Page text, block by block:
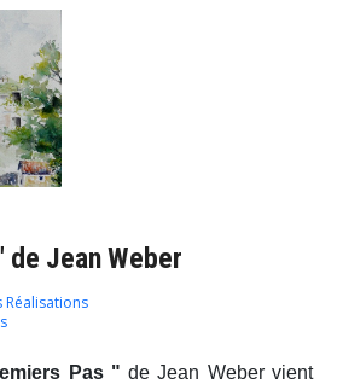
de Jean Weber
Réalisations
Pas " de Jean Weber vient